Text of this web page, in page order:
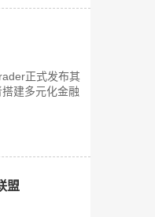
正式发布其
建多元化金融
盟